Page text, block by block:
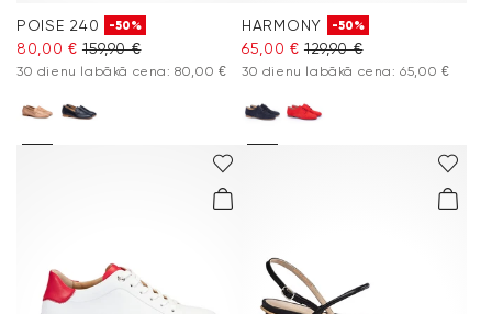
POISE 240 -50%
80,00 € 159,90 €
30 dienu labākā cena: 80,00 €
HARMONY -50%
65,00 € 129,90 €
30 dienu labākā cena: 65,00 €